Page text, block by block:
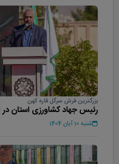
بزرگترین فرش سرگل قاره کهن
رئیس جهاد کشاورزی استان در
گل آسیا
شنبه 10 آبان 1404